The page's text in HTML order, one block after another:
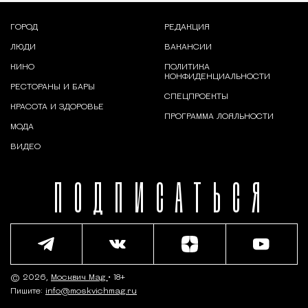
ПОДПИСАТЬСЯ
ГОРОД
ЛЮДИ
КИНО
РЕСТОРАНЫ И БАРЫ
КРАСОТА И ЗДОРОВЬЕ
МОДА
ВИДЕО
РЕДАКЦИЯ
ВАКАНСИИ
ПОЛИТИКА
КОНФИДЕНЦИАЛЬНОСТИ
СПЕЦПРОЕКТЫ
ПРОГРАММА ЛОЯЛЬНОСТИ
© 2026, Москвич Mag • 18+
Пишите: info@moskvichmag.ru